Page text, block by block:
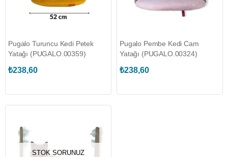
Pugalo Turuncu Kedi Petek
Yatağı (PUGALO.00359)
₺238,60
Pugalo Pembe Kedi Cam
Yatağı (PUGALO.00324)
₺238,60
STOK SORUNUZ